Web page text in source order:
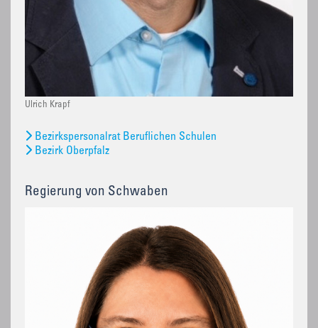
Ulrich Krapf
Bezirkspersonalrat Beruflichen Schulen
Bezirk Oberpfalz
Regierung von Schwaben